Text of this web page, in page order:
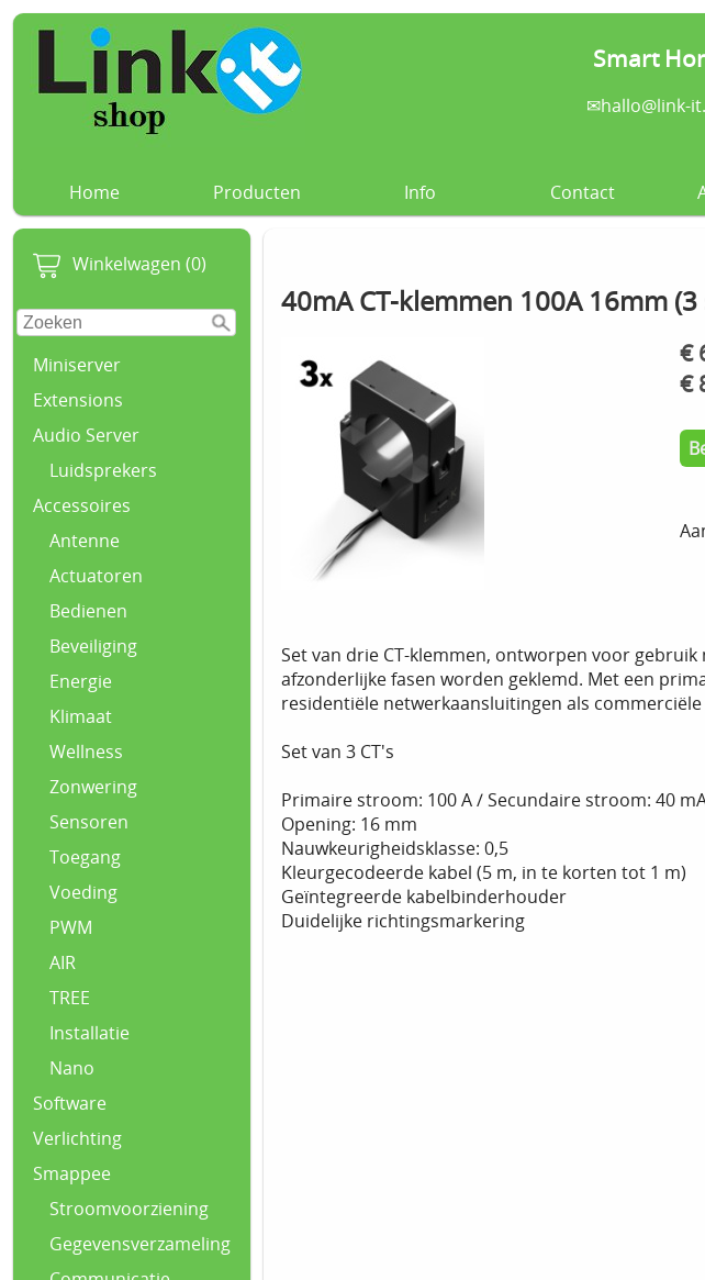
Smart
✉hallo@link-
Home Producten Info Contact
Winkelwagen (0)
Miniserver
Extensions
Audio Server
Luidsprekers
Accessoires
Antenne
Actuatoren
Bedienen
Beveiliging
Energie
Klimaat
Wellness
Zonwering
Sensoren
Toegang
Voeding
PWM
AIR
TREE
Installatie
Nano
Software
Verlichting
Smappee
Stroomvoorziening
Gegevensverzameling
40mA CT-klemmen 100A 16mm (3
€
€
Set van drie CT-klemmen, ontworpen voor gebruik
afzonderlijke fasen worden geklemd. Met een
residentiële netwerkaansluitingen als
Set van 3 CT's
Primaire stroom: 100 A / Secundaire stroom: 40
Opening: 16 mm
Nauwkeurigheidsklasse: 0,5
Kleurgecodeerde kabel (5 m, in te korten tot 1 m)
Geïntegreerde kabelbinderhouder
Duidelijke richtingsmarkering